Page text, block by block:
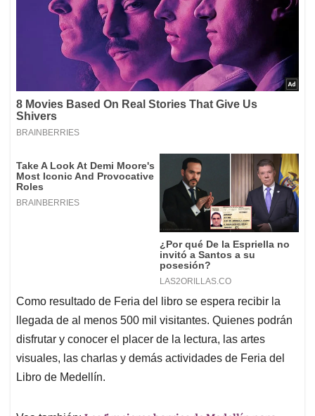
Como resultado de Feria del libro se espera recibir la
llegada de al menos 500 mil visitantes. Quienes podrán
disfrutar y conocer el placer de la lectura, las artes
visuales, las charlas y demás actividades de Feria del
Libro de Medellín.